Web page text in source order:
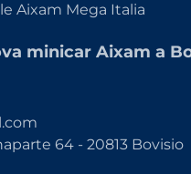
Aixam Mega Italia
minicar Aixam a
64 - 20813 Bovisio